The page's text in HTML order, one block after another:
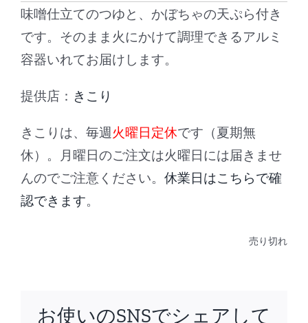
味噌仕立てのつゆと、かぼちゃの天ぷら付き
です。そのまま火にかけて調理できるアルミ
容器いれてお届けします。
提供店： きこり
きこりは、毎週火曜日定休です（夏期無
休）。月曜日のご注文は火曜日には届きませ
んのでご注意ください。 休業日はこちらで確
認できます。
売り切れ
お使いのSNSでシェアして